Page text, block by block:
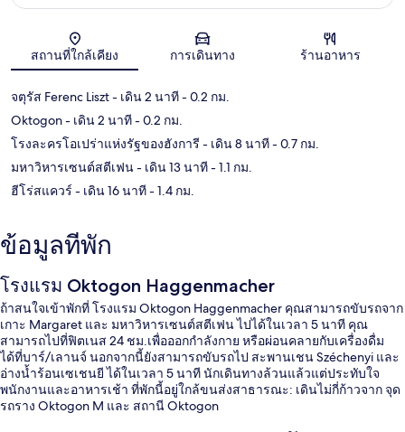
แผนที่
สถานที่ใกล้เคียง การเดินทาง ร้านอาหาร
จตุรัส Ferenc Liszt- เดิน 2 นาที- 0.2 กม.
Oktogon- เดิน 2 นาที- 0.2 กม.
โรงละครโอเปร่าแห่งรัฐของฮังการี - เดิน 8 นาที- 0.7 กม.
มหาวิหารเซนต์สตีเฟน- เดิน 13 นาที- 1.1 กม.
ฮีโร่สแควร์ - เดิน 16 นาที- 1.4 กม.
ข้อมูลที่พัก
โรงแรม Oktogon Haggenmacher
ถ้าสนใจเข้าพักที่ โรงแรม Oktogon Haggenmacher คุณสามารถขับรถจาก
เกาะ Margaret และ มหาวิหารเซนต์สตีเฟน ไปได้ในเวลา 5 นาที คุณ
สามารถไปที่ฟิตเนส 24 ชม.เพื่อออกกำลังกาย หรือผ่อนคลายกับเครื่องดื่ม
ได้ที่บาร์/เลานจ์ นอกจากนี้ยังสามารถขับรถไป สะพานเชน Széchenyi และ
อ่างน้ำร้อนเซเชนยี ได้ในเวลา 5 นาที นักเดินทางล้วนแล้วแต่ประทับใจ
พนักงานและอาหารเช้า ที่พักนี้อยู่ใกล้ขนส่งสาธารณะ: เดินไม่กี่ก้าวจาก จุด
รถราง Oktogon M และ สถานี Oktogon